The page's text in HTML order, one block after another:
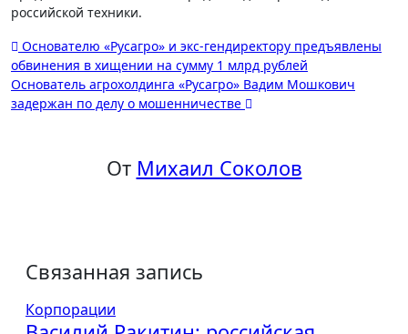
российской техники.
Навигация
по
записям
Основателю «Русагро» и экс-гендиректору предъявлены
обвинения в хищении на сумму 1 млрд рублей
Основатель агрохолдинга «Русагро» Вадим Мошкович
задержан по делу о мошенничестве
От Михаил Соколов
Связанная запись
Корпорации